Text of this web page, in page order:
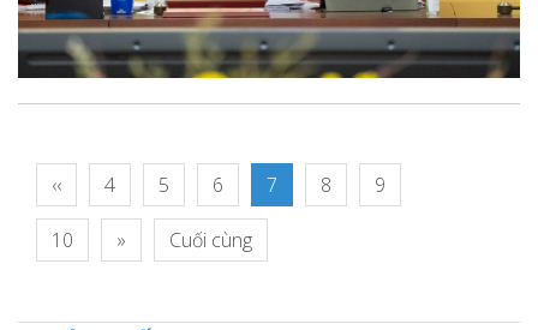
‹‹ 4 5 6 7 8 9
10 » Cuối cùng